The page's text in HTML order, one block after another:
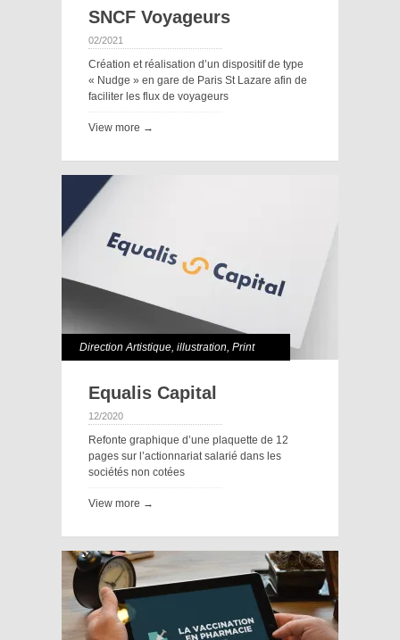
SNCF Voyageurs
02/2021
Création et réalisation d’un dispositif de type
« Nudge » en gare de Paris St Lazare afin de
faciliter les flux de voyageurs
View more →
Direction Artistique, illustration, Print
Equalis Capital
12/2020
Refonte graphique d’une plaquette de 12
pages sur l’actionnariat salarié dans les
sociétés non cotées
View more →